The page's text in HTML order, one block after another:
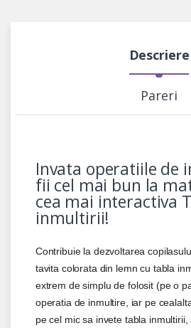
Descriere
Pareri
Invata operatiile de
fii cel mai bun la
cea mai interactiva
inmultirii!
Contribuie la dezvoltarea
tavita colorata din lemn cu tabla
extrem de simplu de folosit (pe o
operatia de inmultire, iar pe
pe cel mic sa invete tabla inmultirii,